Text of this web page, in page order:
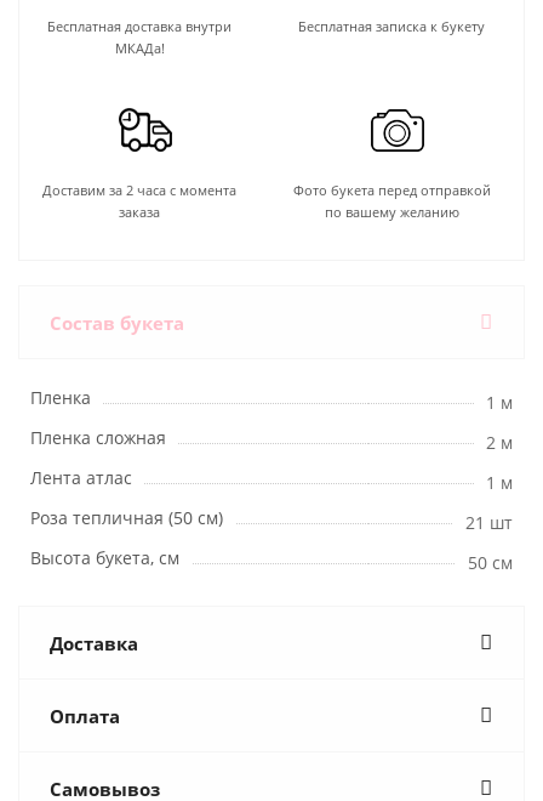
Бесплатная доставка внутри
МКАДа!
Бесплатная записка к букету
Доставим за 2 часа с момента
заказа
Фото букета перед отправкой
по вашему желанию
Состав букета
Пленка
1 м
Пленка сложная
2 м
Лента атлас
1 м
Роза тепличная (50 см)
21 шт
Высота букета, см
50 см
Доставка
Оплата
Самовывоз